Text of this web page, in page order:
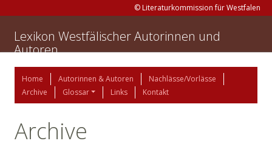
© Literaturkommission für Westfalen
Lexikon Westfälischer Autorinnen und
Autoren
Home Autorinnen & Autoren
Nachlässe/Vorlässe
Archive
Glossar Links Kontakt
Archive